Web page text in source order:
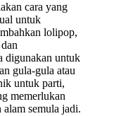
cara yang
untuk
lolipop,
digunakan untuk
gula-gula atau
untuk parti,
memerlukan
alam semula jadi.